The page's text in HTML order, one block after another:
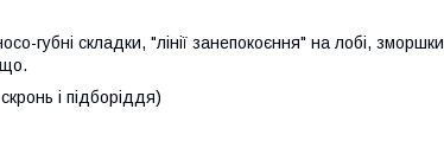
губні складки, "лінії занепокоєння" на лобі, зморшки
і підборіддя)